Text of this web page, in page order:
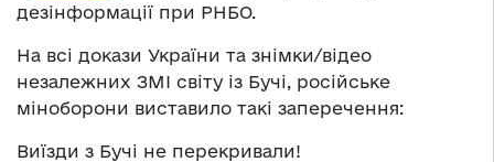
дезінформації при РНБО.
На всі докази України та знімки/відео
незалежних ЗМІ світу із Бучі, російське
міноборони виставило такі заперечення:
Виїзди з Бучі не перекривали!